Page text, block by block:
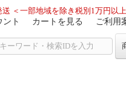
＜一部地域を除き税別1万円以
ント カートを見る ご利用